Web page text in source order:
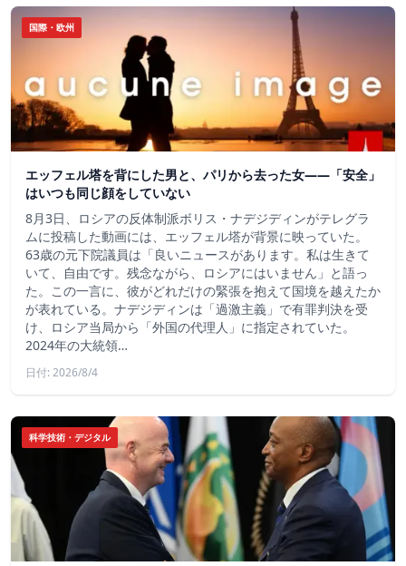
国際・欧州
エッフェル塔を背にした男と、パリから去った女——「安全」
はいつも同じ顔をしていない
8月3日、ロシアの反体制派ボリス・ナデジディンがテレグラ
ムに投稿した動画には、エッフェル塔が背景に映っていた。
63歳の元下院議員は「良いニュースがあります。私は生きて
いて、自由です。残念ながら、ロシアにはいません」と語っ
た。この一言に、彼がどれだけの緊張を抱えて国境を越えたか
が表れている。ナデジディンは「過激主義」で有罪判決を受
け、ロシア当局から「外国の代理人」に指定されていた。
2024年の大統領…
日付: 2026/8/4
科学技術・デジタル